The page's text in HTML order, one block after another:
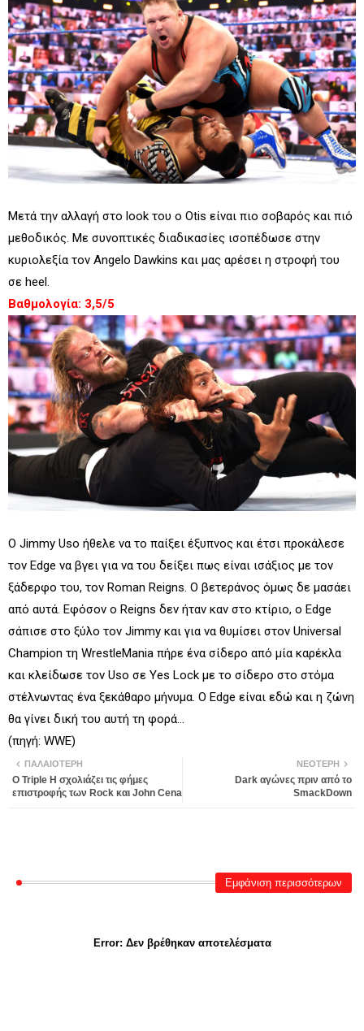
Μετά την αλλαγή στο look του ο Otis είναι πιο σοβαρός και πιό
μεθοδικός. Με συνοπτικές διαδικασίες ισοπέδωσε στην
κυριολεξία τον Angelo Dawkins και μας αρέσει η στροφή του
σε heel.
Βαθμολογία: 3,5/5
Ο Jimmy Uso ήθελε να το παίξει έξυπνος και έτσι προκάλεσε
τον Edge να βγει για να του δείξει πως είναι ισάξιος με τον
ξάδερφο του, τον Roman Reigns. Ο βετεράνος όμως δε μασάει
από αυτά. Εφόσον ο Reigns δεν ήταν καν στο κτίριο, ο Edge
σάπισε στο ξύλο τον Jimmy και για να θυμίσει στον Universal
Champion τη WrestleMania πήρε ένα σίδερο από μία καρέκλα
και κλείδωσε τον Uso σε Yes Lock με το σίδερο στο στόμα
στέλνωντας ένα ξεκάθαρο μήνυμα. O Edge είναι εδώ και η ζώνη
θα γίνει δική του αυτή τη φορά...
(πηγή: WWE)
ΝΕΌΤΕΡΗ
Dark αγώνες πριν από το
SmackDown
ΠΑΛΑΙΌΤΕΡΗ
Ο Triple H σχολιάζει τις φήμες
επιστροφής των Rock και John Cena
Εμφάνιση περισσότερων
Error: Δεν βρέθηκαν αποτελέσματα